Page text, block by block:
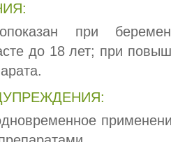
при
до 18 лет; при